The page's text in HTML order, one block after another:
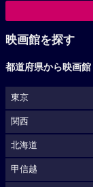
映画館を探す
都道府県から映画館
東京
関西
北海道
甲信越